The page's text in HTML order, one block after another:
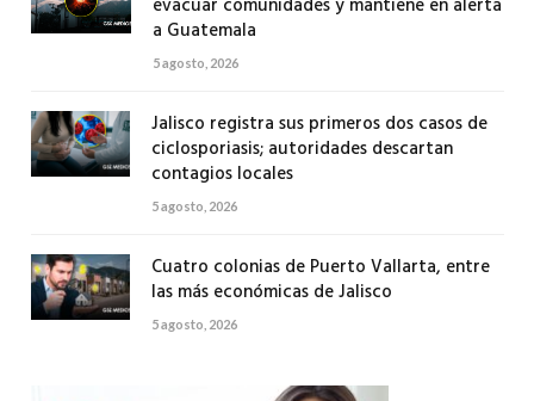
evacuar comunidades y mantiene en alerta
a Guatemala
5 agosto, 2026
Jalisco registra sus primeros dos casos de
ciclosporiasis; autoridades descartan
contagios locales
5 agosto, 2026
Cuatro colonias de Puerto Vallarta, entre
las más económicas de Jalisco
5 agosto, 2026